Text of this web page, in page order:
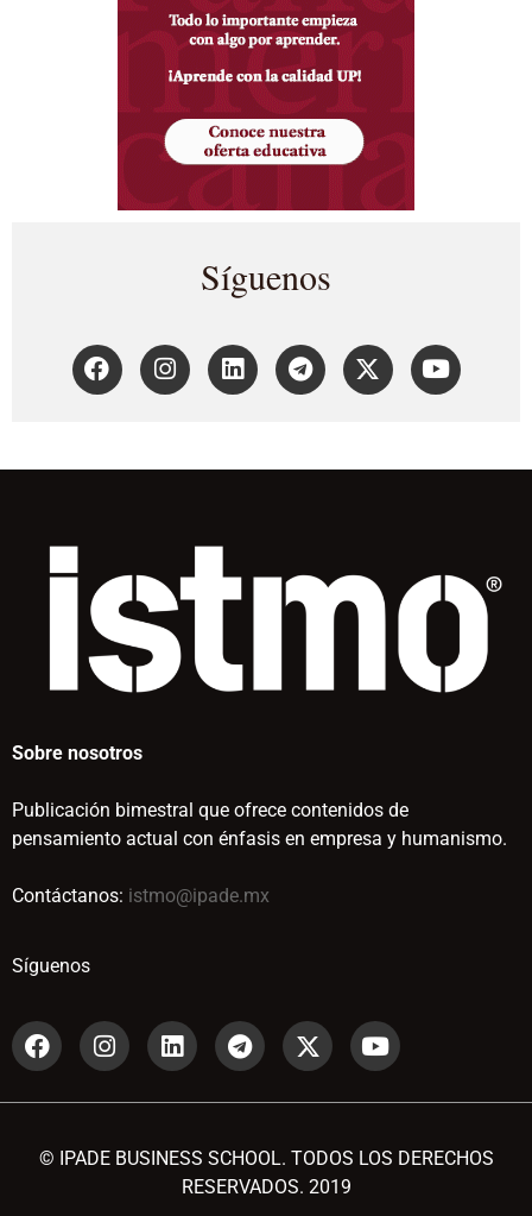
Síguenos
Sobre nosotros
Publicación bimestral que ofrece contenidos de
pensamiento actual con énfasis en empresa y humanismo.
Contáctanos: istmo@ipade.mx
Síguenos
© IPADE BUSINESS SCHOOL. TODOS LOS DERECHOS
RESERVADOS. 2019